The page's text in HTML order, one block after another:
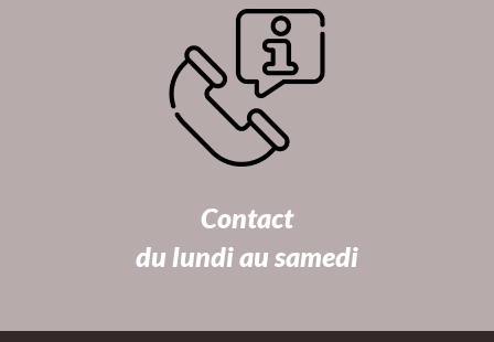
Contact
du lundi au samedi